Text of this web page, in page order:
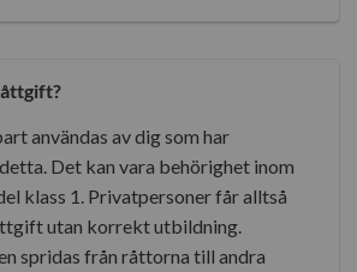
användas av dig som har
Det kan vara behörighet inom
klass 1. Privatpersoner får alltså
utan korrekt utbildning.
spridas från råttorna till andra